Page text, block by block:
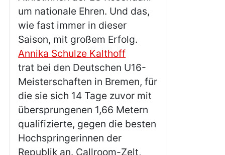
um nationale Ehren. Und das,
wie fast immer in dieser
Saison, mit großem Erfolg.
Annika Schulze Kalthoff
trat bei den Deutschen U16-
Meisterschaften in Bremen, für
die sie sich 14 Tage zuvor mit
übersprungenen 1,66 Metern
qualifizierte, gegen die besten
Hochspringerinnen der
Republik an. Callroom-Zelt,